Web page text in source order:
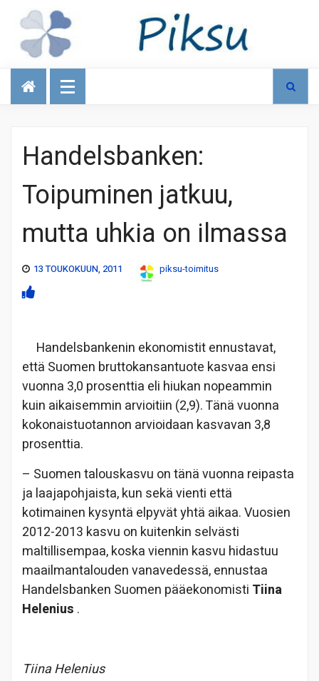
Talous
Handelsbanken:
Toipuminen jatkuu,
mutta uhkia on ilmassa
13 TOUKOKUUN, 2011 piksu-toimitus
Handelsbankenin ekonomistit ennustavat,
että Suomen bruttokansantuote kasvaa ensi
vuonna 3,0 prosenttia eli hiukan nopeammin
kuin aikaisemmin arvioitiin (2,9). Tänä vuonna
kokonaistuotannon arvioidaan kasvavan 3,8
prosenttia.
– Suomen talouskasvu on tänä vuonna reipasta
ja laajapohjaista, kun sekä vienti että
kotimainen kysyntä elpyvät yhtä aikaa. Vuosien
2012-2013 kasvu on kuitenkin selvästi
maltillisempaa, koska viennin kasvu hidastuu
maailmantalouden vanavedessä, ennustaa
Handelsbanken Suomen pääekonomisti Tiina
Helenius .
Tiina Helenius